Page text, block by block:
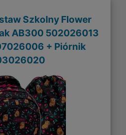
Szkolny Flower
AB300 502026013
+ Piórnik